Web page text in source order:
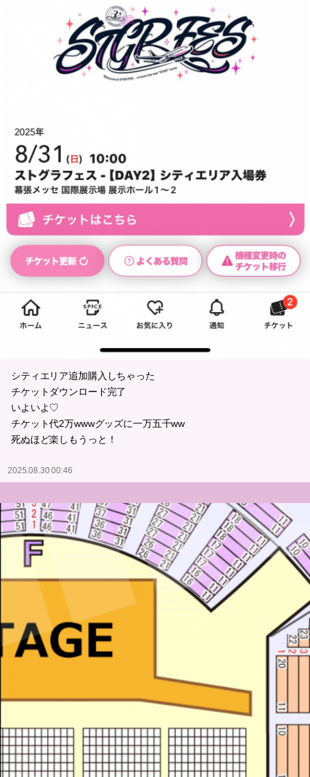
シティエリア追加購入しちゃった
チケットダウンロード完了
いよいよ♡
チケット代2万wwwグッズに一万五千ww
死ぬほど楽しもうっと！
2025.08.30 00:46